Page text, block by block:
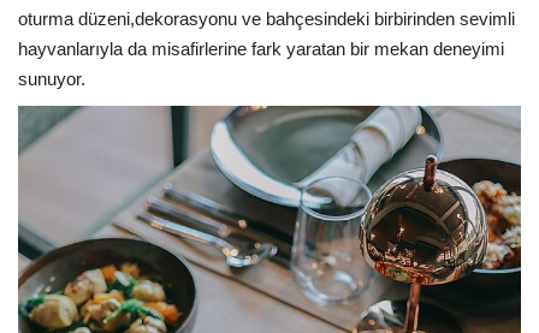
Sizlerden Gelenler
Yorumlar
Video Tanıtım
Köşe Yazarları
Galeri
oturma düzeni,dekorasyonu ve bahçesindeki birbirinden sevimli
hayvanlarıyla da misafirlerine fark yaratan bir mekan deneyimi
sunuyor.